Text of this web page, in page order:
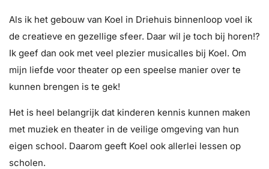
Als ik het gebouw van Koel in Driehuis binnenloop voel ik
de creatieve en gezellige sfeer. Daar wil je toch bij horen!?
Ik geef dan ook met veel plezier musicalles bij Koel. Om
mijn liefde voor theater op een speelse manier over te
kunnen brengen is te gek!
Het is heel belangrijk dat kinderen kennis kunnen maken
met muziek en theater in de veilige omgeving van hun
eigen school. Daarom geeft Koel ook allerlei lessen op
scholen.